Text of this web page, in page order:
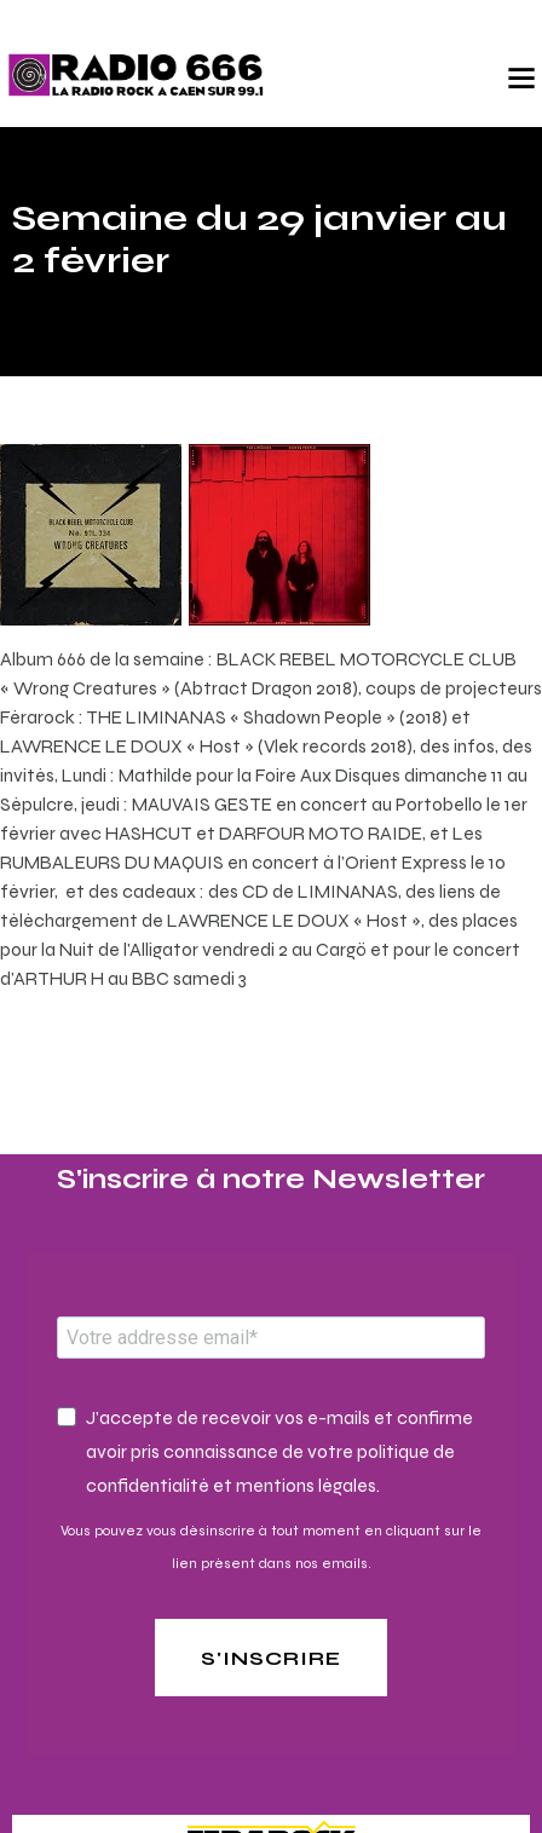
Semaine du 29 janvier au
2 février
Album 666 de la semaine : BLACK REBEL MOTORCYCLE CLUB
« Wrong Creatures » (Abtract Dragon 2018), coups de projecteurs
Férarock : THE LIMINANAS « Shadown People » (2018) et
LAWRENCE LE DOUX « Host » (Vlek records 2018), des infos, des
invités, Lundi : Mathilde pour la Foire Aux Disques dimanche 11 au
Sépulcre, jeudi : MAUVAIS GESTE en concert au Portobello le 1er
février avec HASHCUT et DARFOUR MOTO RAIDE, et Les
RUMBALEURS DU MAQUIS en concert à l’Orient Express le 10
février, et des cadeaux : des CD de LIMINANAS, des liens de
téléchargement de LAWRENCE LE DOUX « Host », des places
pour la Nuit de l’Alligator vendredi 2 au Cargö et pour le concert
d’ARTHUR H au BBC samedi 3
S'inscrire à notre Newsletter​
J'accepte de recevoir vos e-mails et confirme
avoir pris connaissance de votre politique de
confidentialité et mentions légales.
Vous pouvez vous désinscrire à tout moment en cliquant sur le
lien présent dans nos emails.
S'INSCRIRE